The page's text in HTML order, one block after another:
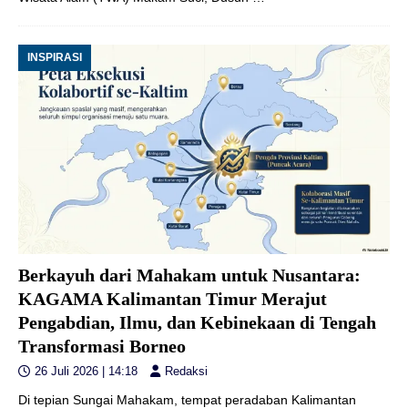
INSPIRASI
Berkayuh dari Mahakam untuk Nusantara:
KAGAMA Kalimantan Timur Merajut
Pengabdian, Ilmu, dan Kebinekaan di Tengah
Transformasi Borneo
26 Juli 2026 | 14:18 Redaksi
Di tepian Sungai Mahakam, tempat peradaban Kalimantan